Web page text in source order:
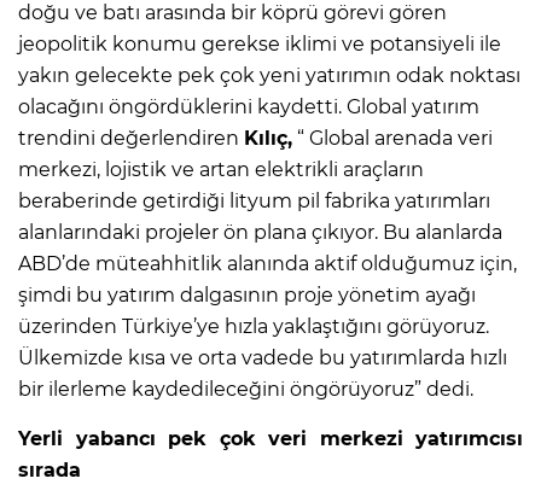
doğu ve batı arasında bir köprü görevi gören
jeopolitik konumu gerekse iklimi ve potansiyeli ile
yakın gelecekte pek çok yeni yatırımın odak noktası
olacağını öngördüklerini kaydetti. Global yatırım
trendini değerlendiren Kılıç, “ Global arenada veri
merkezi, lojistik ve artan elektrikli araçların
beraberinde getirdiği lityum pil fabrika yatırımları
alanlarındaki projeler ön plana çıkıyor. Bu alanlarda
ABD’de müteahhitlik alanında aktif olduğumuz için,
şimdi bu yatırım dalgasının proje yönetim ayağı
üzerinden Türkiye’ye hızla yaklaştığını görüyoruz.
Ülkemizde kısa ve orta vadede bu yatırımlarda hızlı
bir ilerleme kaydedileceğini öngörüyoruz” dedi.
Yerli yabancı pek çok veri merkezi yatırımcısı
sırada